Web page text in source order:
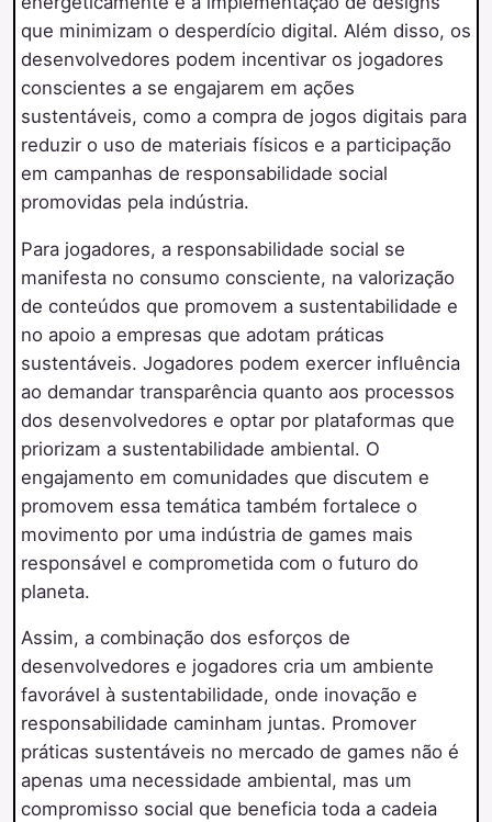
que minimizam o desperdício digital. Além disso, os
desenvolvedores podem incentivar os jogadores
conscientes a se engajarem em ações
sustentáveis, como a compra de jogos digitais para
reduzir o uso de materiais físicos e a participação
em campanhas de responsabilidade social
promovidas pela indústria.
Para jogadores, a responsabilidade social se
manifesta no consumo consciente, na valorização
de conteúdos que promovem a sustentabilidade e
no apoio a empresas que adotam práticas
sustentáveis. Jogadores podem exercer influência
ao demandar transparência quanto aos processos
dos desenvolvedores e optar por plataformas que
priorizam a sustentabilidade ambiental. O
engajamento em comunidades que discutem e
promovem essa temática também fortalece o
movimento por uma indústria de games mais
responsável e comprometida com o futuro do
planeta.
Assim, a combinação dos esforços de
desenvolvedores e jogadores cria um ambiente
favorável à sustentabilidade, onde inovação e
responsabilidade caminham juntas. Promover
práticas sustentáveis no mercado de games não é
apenas uma necessidade ambiental, mas um
compromisso social que beneficia toda a cadeia